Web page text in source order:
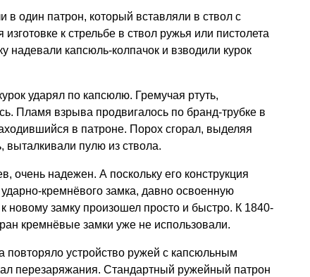
в один патрон, который вставляли в ствол с
к стрельбе в ствол ружья или пистолета
надевали капсюль-колпачок и взводили курок
ударял по капсюлю. Гремучая ртуть,
Пламя взрыва продвигалось по бранд-трубке в
в патроне. Порох сгорал, выделяя
выталкивали пулю из ствола.
очень надежен. А поскольку его конструкция
кремнёвого замка, давно освоенную
новому замку произошел просто и быстро. К 1840-
кремнёвые замки уже не использовали.
повторяло устройство ружей с капсюльным
перезаряжания. Стандартный ружейный патрон